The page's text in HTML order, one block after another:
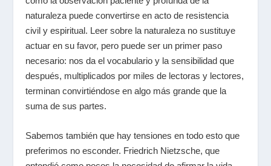
naturaleza puede convertirse en acto de resistencia
civil y espiritual. Leer sobre la naturaleza no sustituye
actuar en su favor, pero puede ser un primer paso
necesario: nos da el vocabulario y la sensibilidad que
después, multiplicados por miles de lectoras y lectores,
terminan convirtiéndose en algo más grande que la
suma de sus partes.
Sabemos también que hay tensiones en todo esto que
preferimos no esconder. Friedrich Nietzsche, que